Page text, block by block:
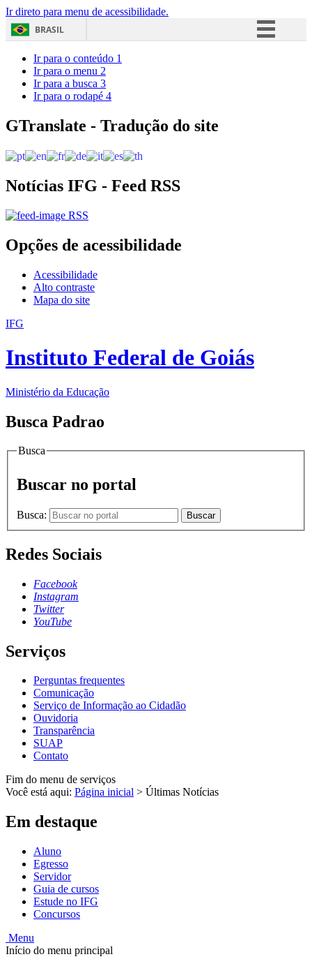
Ir direto para menu de acessibilidade.
BRASIL
Acesso à informação
Ir para o conteúdo 1
Ir para o menu 2
Ir para a busca 3
Ir para o rodapé 4
GTranslate - Tradução do site
Notícias IFG - Feed RSS
RSS
Opções de acessibilidade
Acessibilidade
Alto contraste
Mapa do site
IFG
Instituto Federal de Goiás
Ministério da Educação
Busca Padrao
Busca
Buscar no portal
Busca: Buscar
Redes Sociais
Facebook
Instagram
Twitter
YouTube
Serviços
Perguntas frequentes
Comunicação
Serviço de Informação ao Cidadão
Ouvidoria
Transparência
SUAP
Contato
Fim do menu de serviços
Você está aqui: Página inicial > Últimas Notícias
Em destaque
Aluno
Egresso
Servidor
Guia de cursos
Estude no IFG
Concursos
Menu
Início do menu principal